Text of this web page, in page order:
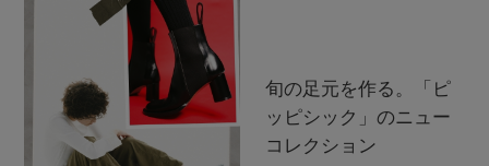
旬の足元を作る。「ピ
ッピシック」のニュー
コレクション